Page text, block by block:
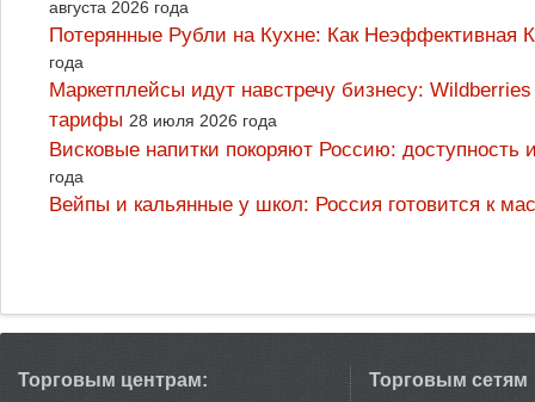
августа 2026 года
Потерянные Рубли на Кухне: Как
года
Маркетплейсы идут навстречу бизнесу:
тарифы 28 июля 2026 года
Висковые напитки покоряют Россию:
года
Вейпы и кальянные у школ: Россия готовится к
Торговым центрам: Торговым сетям